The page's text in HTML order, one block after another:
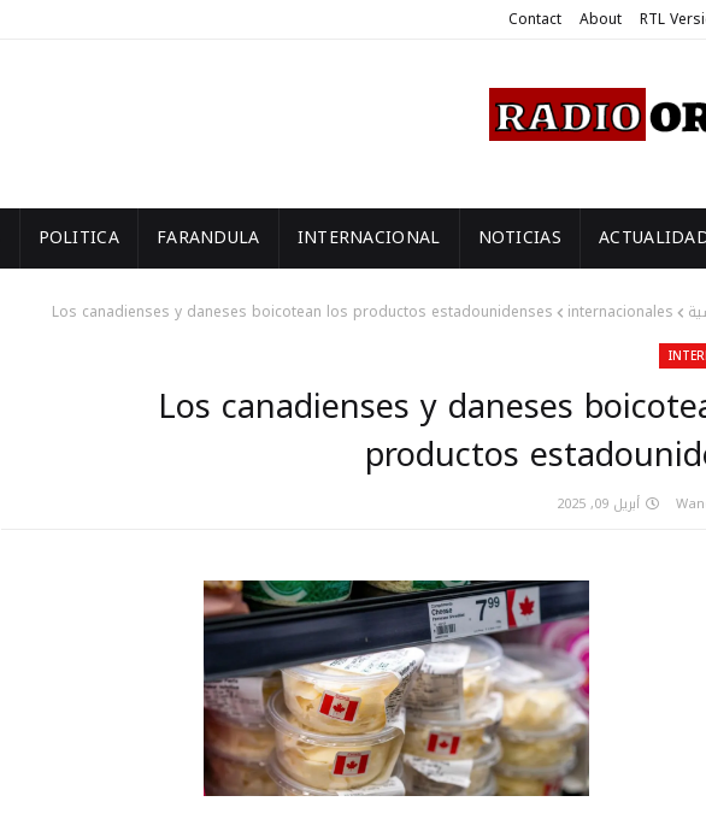
RTL
About
Contact
NOTICIAS
INTERNACIONAL
FARANDULA
POLITICA
internacionales
Los canadienses y daneses boicotean los productos estadounidenses
Los canadienses y daneses
productos
أبريل 09, 2025